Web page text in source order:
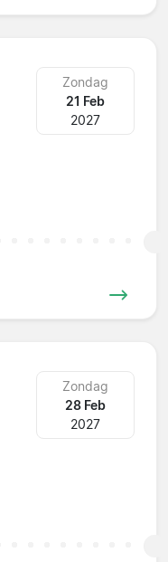
Zondag
21 Feb
2027
Zondag
28 Feb
2027